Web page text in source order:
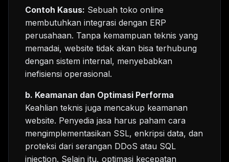
Contoh Kasus: Sebuah toko online
membutuhkan integrasi dengan ERP
perusahaan. Tanpa kemampuan teknis yang
memadai, website tidak akan bisa terhubung
dengan sistem internal, menyebabkan
inefisiensi operasional.
b. Keamanan dan Optimasi Performa
Keahlian teknis juga mencakup keamanan
website. Penyedia jasa harus paham cara
mengimplementasikan SSL, enkripsi data, dan
proteksi dari serangan DDoS atau SQL
injection. Selain itu, optimasi kecepatan